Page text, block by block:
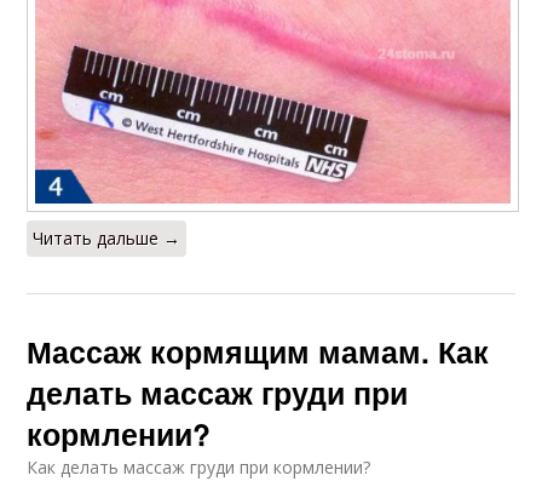
Читать дальше →
Массаж кормящим мамам. Как
делать массаж груди при
кормлении?
Как делать массаж груди при кормлении?